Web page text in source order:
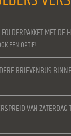
MET DE
EEN OPTIE!
BRIEVENBUS
VAN